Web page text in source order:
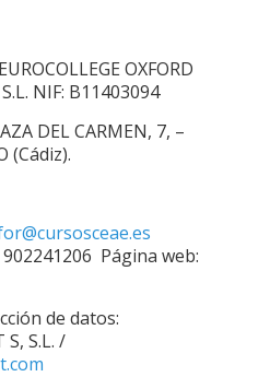
OXFORD
NIF: B11403094
DEL CARMEN, 7, –
(Cádiz).
Página web:
de datos:
S, S.L. /